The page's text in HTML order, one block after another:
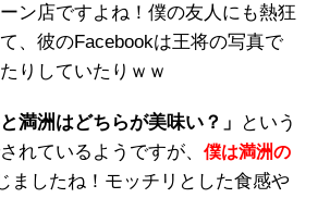
ン店ですよね！僕の友人にも熱狂
、彼のFacebookは王将の写真で
りしていたりｗｗ
満洲はどちらが美味い？」
という
れているようですが、 僕は満洲の
ましたね！モッチリとした食感や